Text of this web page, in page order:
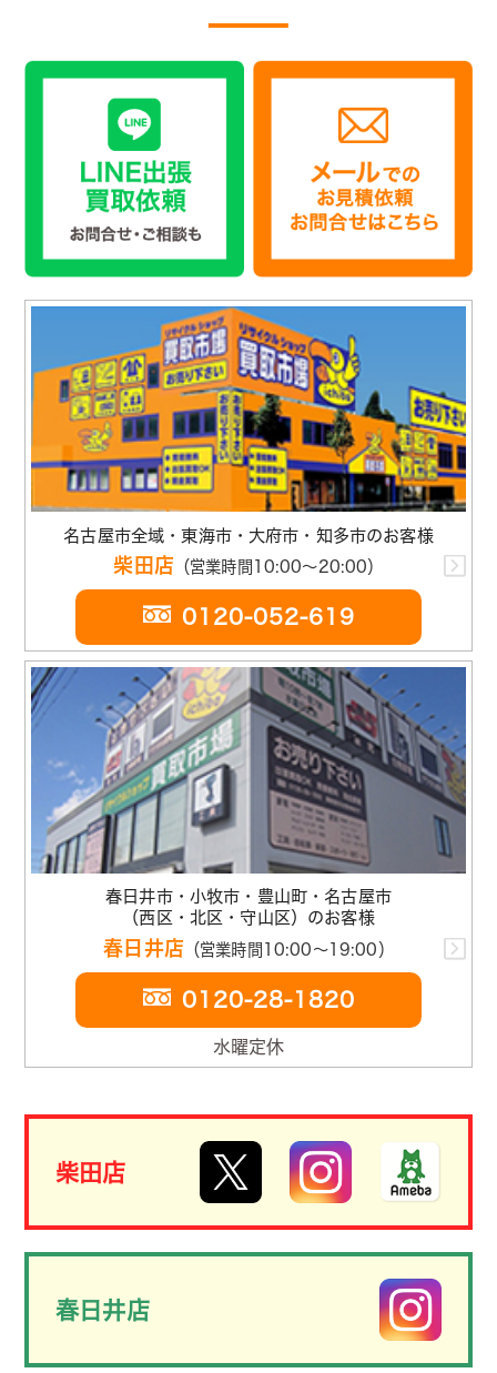
名古屋市全域・東海市・大府市・知多市のお客様
柴田店 （営業時間10:00～20:00）
0120-052-619
春日井市・小牧市・豊山町・名古屋市
（西区・北区・守山区）のお客様
春日井店 （営業時間10:00～19:00）
0120-28-1820
水曜定休
柴田店
春日井店